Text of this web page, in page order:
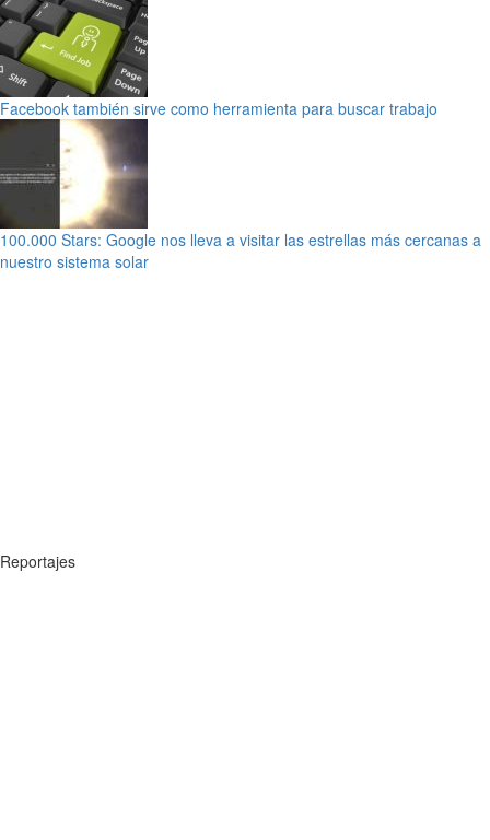
Facebook también sirve como herramienta para buscar trabajo
100.000 Stars: Google nos lleva a visitar las estrellas más cercanas a
nuestro sistema solar
Reportajes